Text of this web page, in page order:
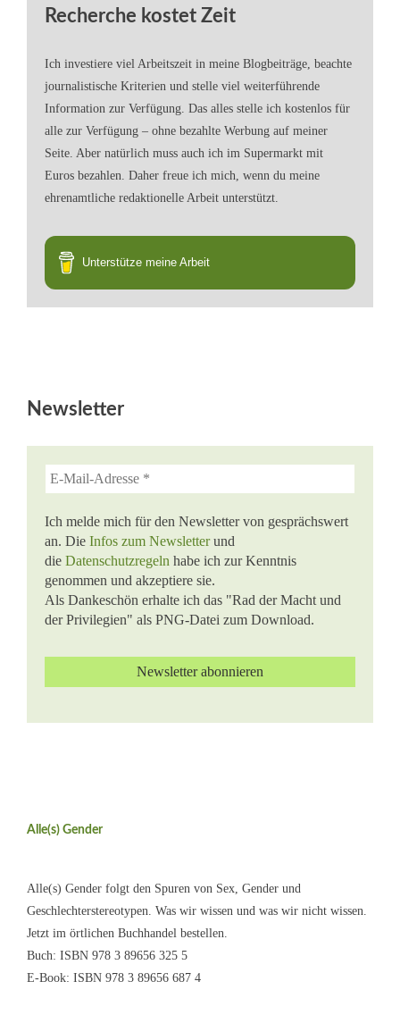
Recherche kostet Zeit
Ich investiere viel Arbeitszeit in meine Blogbeiträge, beachte
journalistische Kriterien und stelle viel weiterführende
Information zur Verfügung. Das alles stelle ich kostenlos für
alle zur Verfügung – ohne bezahlte Werbung auf meiner
Seite. Aber natürlich muss auch ich im Supermarkt mit
Euros bezahlen. Daher freue ich mich, wenn du meine
ehrenamtliche redaktionelle Arbeit unterstützt.
Unterstütze meine Arbeit
Newsletter
Ich melde mich für den Newsletter von gesprächswert
an. Die Infos zum Newsletterund
die Datenschutzregeln habe ich zur Kenntnis
genommen und akzeptiere sie.
Als Dankeschön erhalte ich das "Rad der Macht und
der Privilegien" als PNG-Datei zum Download.
Alle(s) Gender
Alle(s) Gender folgt den Spuren von Sex, Gender und
Geschlechterstereotypen. Was wir wissen und was wir nicht wissen.
Jetzt im örtlichen Buchhandel bestellen.
Buch: ISBN 978 3 89656 325 5
E-Book: ISBN 978 3 89656 687 4